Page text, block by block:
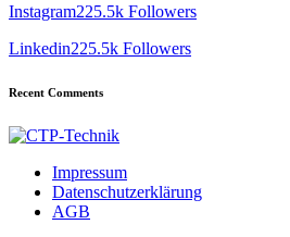
Instagram225.5k Followers
Linkedin225.5k Followers
Recent Comments
Impressum
Datenschutzerklärung
AGB